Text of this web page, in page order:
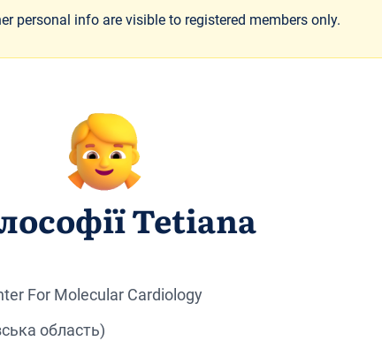
personal info are visible to registered members only.
Tetiana
For Molecular Cardiology
область)